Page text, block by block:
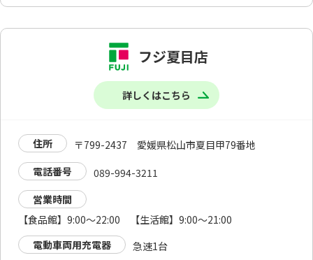
フジ夏目店
詳しくはこちら
住所
〒799-2437 愛媛県松山市夏目甲79番地
電話番号
089-994-3211
営業時間
【食品館】9:00～22:00 【生活館】9:00～21:00
電動車両用充電器
急速1台